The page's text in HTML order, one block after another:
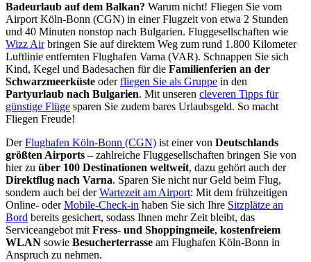
Badeurlaub auf dem Balkan? Warum nicht! Fliegen Sie vom
Airport Köln-Bonn (CGN) in einer Flugzeit von etwa 2 Stunden
und 40 Minuten nonstop nach Bulgarien. Fluggesellschaften wie
Wizz Airbringen Sie auf direktem Weg zum rund 1.800 Kilometer
Luftlinie entfernten Flughafen Varna (VAR). Schnappen Sie sich
Kind, Kegel und Badesachen für die Familienferien an der
Schwarzmeerküste oderfliegen Sie als Gruppe in den
Partyurlaub nach Bulgarien. Mit unseren cleveren Tipps für
günstige Flüge sparen Sie zudem bares Urlaubsgeld. So macht
Fliegen Freude!
DerFlughafen Köln-Bonn (CGN) ist einer von Deutschlands
größten Airports – zahlreiche Fluggesellschaften bringen Sie von
hier zu über 100 Destinationen weltweit, dazu gehört auch der
Direktflug nach Varna. Sparen Sie nicht nur Geld beim Flug,
sondern auch bei derWartezeit am Airport: Mit dem frühzeitigen
Online- oderMobile-Check-in haben Sie sich Ihre Sitzplätze an
Bord bereits gesichert, sodass Ihnen mehr Zeit bleibt, das
Serviceangebot mit Fress- und Shoppingmeile, kostenfreiem
WLAN sowie Besucherterrasse am Flughafen Köln-Bonn in
Anspruch zu nehmen.